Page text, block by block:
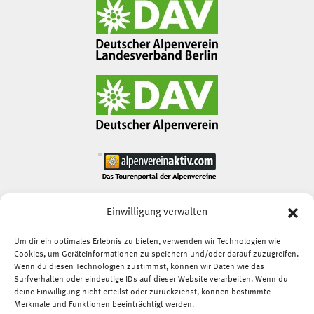
Einwilligung verwalten
Um dir ein optimales Erlebnis zu bieten, verwenden wir Technologien wie
Cookies, um Geräteinformationen zu speichern und/oder darauf zuzugreifen.
Wenn du diesen Technologien zustimmst, können wir Daten wie das
Surfverhalten oder eindeutige IDs auf dieser Website verarbeiten. Wenn du
deine Einwilligung nicht erteilst oder zurückziehst, können bestimmte
Merkmale und Funktionen beeinträchtigt werden.
DAV Deutscher Alpenverein
service[at]dav-berlin.de
Tel.:+49(0)30 21 30 92 600